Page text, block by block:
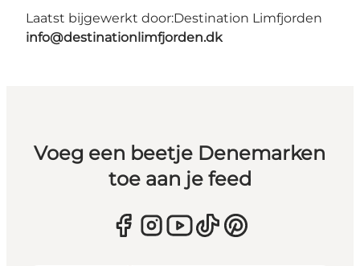
Laatst bijgewerkt door:Destination Limfjorden
info@destinationlimfjorden.dk
Voeg een beetje Denemarken
toe aan je feed